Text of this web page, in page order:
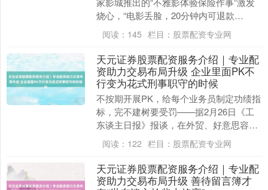
烧心，“电影丢脸，20分钟内可退款
40%”等话题登上热搜。该影城责任主说念
主员示意，....
阅读： 145 栏目： 股票配资专业网
天元证券股票配资服务介绍｜专业配
资助力交易布局升级 企业里面PK不
行变为花式刑事职守的时候
不按期开展PK，给每个业务员制定功绩指
标，完不建树要受罚——据2月26日《工
东谈主日报》报谈，在外贸、好意思容、
好意思发等行业，一些企业热衷于本质里
面PK轨制，....
阅读： 122 栏目： 股票配资专业网
天元证券股票配资服务介绍｜专业配
资助力交易布局升级 善待留言簿才